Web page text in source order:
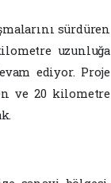
sürdüren
uzunluğa
ediyor. Proje
ve 20 kilometre